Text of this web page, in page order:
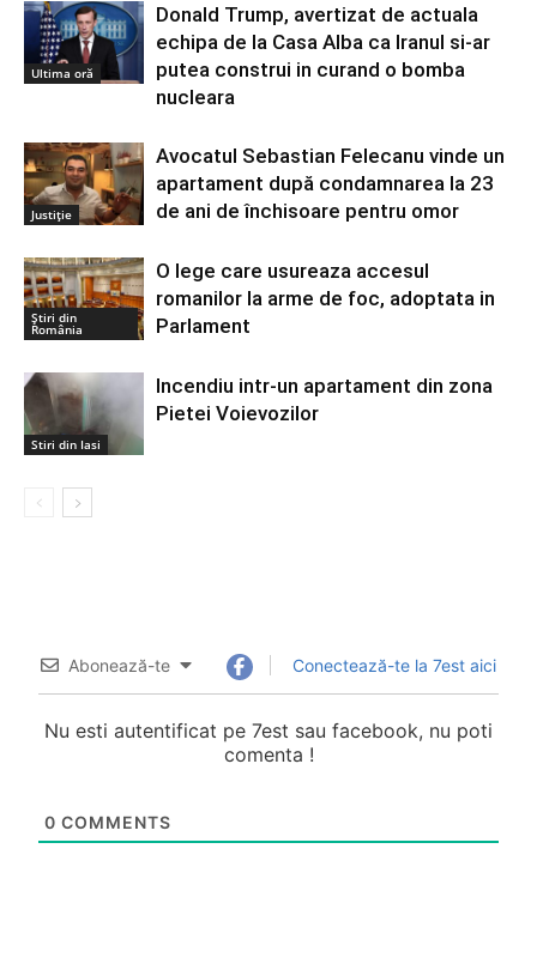
Ultima oră
Donald Trump, avertizat de actuala
echipa de la Casa Alba ca Iranul si-ar
putea construi in curand o bomba
nucleara
Justiție
Avocatul Sebastian Felecanu vinde un
apartament după condamnarea la 23
de ani de închisoare pentru omor
Știri din
România
O lege care usureaza accesul
romanilor la arme de foc, adoptata in
Parlament
Stiri din Iasi
Incendiu intr-un apartament din zona
Pietei Voievozilor
Abonează-te Conectează-te la 7est aici
Nu esti autentificat pe 7est sau facebook, nu poti
comenta !
0 COMMENTS